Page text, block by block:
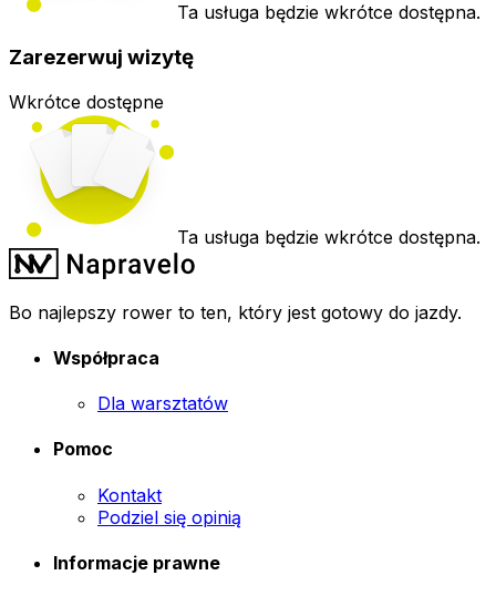
Ta usługa będzie wkrótce dostępna.
Zarezerwuj wizytę
Wkrótce dostępne
Ta usługa będzie wkrótce dostępna.
Bo najlepszy rower to ten, który jest gotowy do jazdy.
Współpraca
Dla warsztatów
Pomoc
Kontakt
Podziel się opinią
Informacje prawne